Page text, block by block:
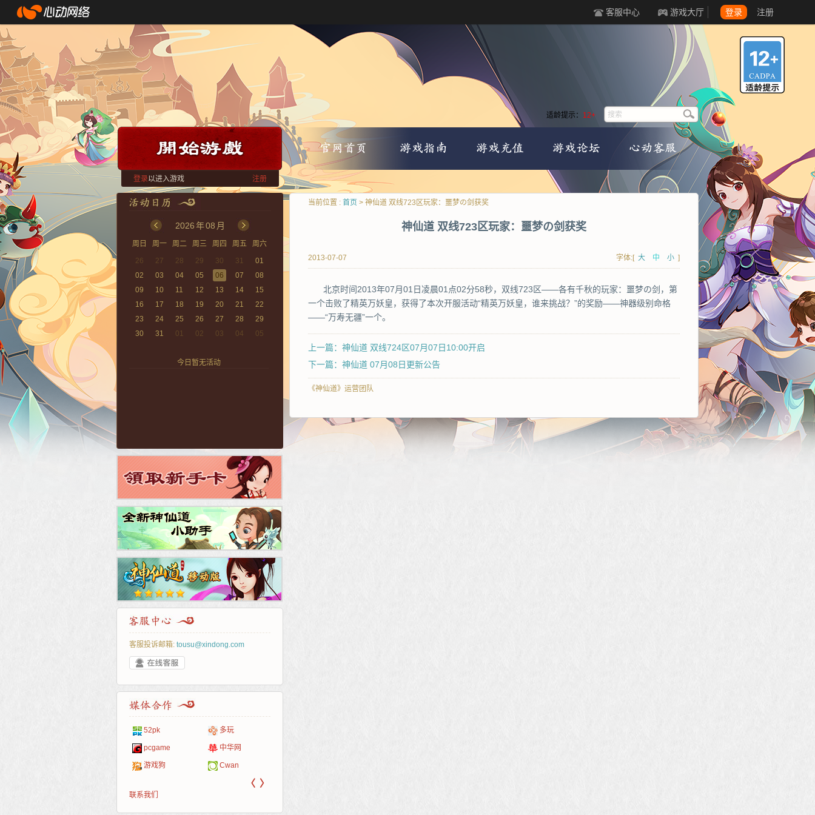
客服中心 游戏大厅 登录 注册
登录以进入游戏 注册
适龄提示： 12+
2026年08 月
周日 周一 周二 周三 周四 周五
周六
26
27 28 29 30 31
01
02
03 04 05 06 07
08
09
10 11 12 13 14
15
16
17 18 19 20 21
22
23
24 25 26 27 28
29
30
31 01 02 03 04 05
今日暂无活动
客服投诉邮箱: tousu@xindong.com
52pk 多玩
pcgame 中华网
游戏狗 Cwan
〈 〉
联系我们
当前位置 : 首页 > 神仙道 双线723区玩家：噩梦の剑获奖
神仙道 双线723区玩家：噩梦の剑获奖
2013-07-07 字体:[ 大 中 小 ]
北京时间2013年07月01日凌晨01点02分58秒，双线723区——各有千秋的玩家：噩梦の剑，第
一个击败了精英万妖皇，获得了本次开服活动“精英万妖皇，谁来挑战？”的奖励——神器级别命格
——“万寿无疆”一个。
上一篇：神仙道 双线724区07月07日10:00开启
下一篇：神仙道 07月08日更新公告
《神仙道》运营团队